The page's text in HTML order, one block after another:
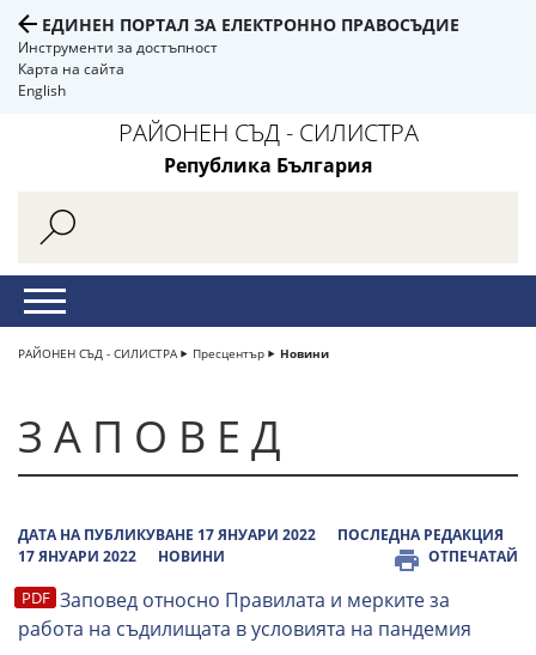
ЕДИНЕН ПОРТАЛ ЗА ЕЛЕКТРОННО ПРАВОСЪДИЕ
Инструменти за достъпност
Карта на сайта
English
РАЙОНЕН СЪД - СИЛИСТРА
Република България
РАЙОНЕН СЪД - СИЛИСТРА Пресцентър Новини
З А П О В Е Д
ДАТА НА ПУБЛИКУВАНЕ 17 ЯНУАРИ 2022
ПОСЛЕДНА РЕДАКЦИЯ
17 ЯНУАРИ 2022
НОВИНИ ОТПЕЧАТАЙ
Заповед относно Правилата и мерките за
работа на съдилищата в условията на пандемия